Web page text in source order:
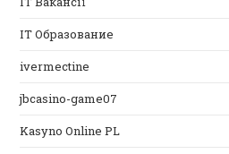
IT Образование
ivermectine
jbcasino-game07
Kasyno Online PL